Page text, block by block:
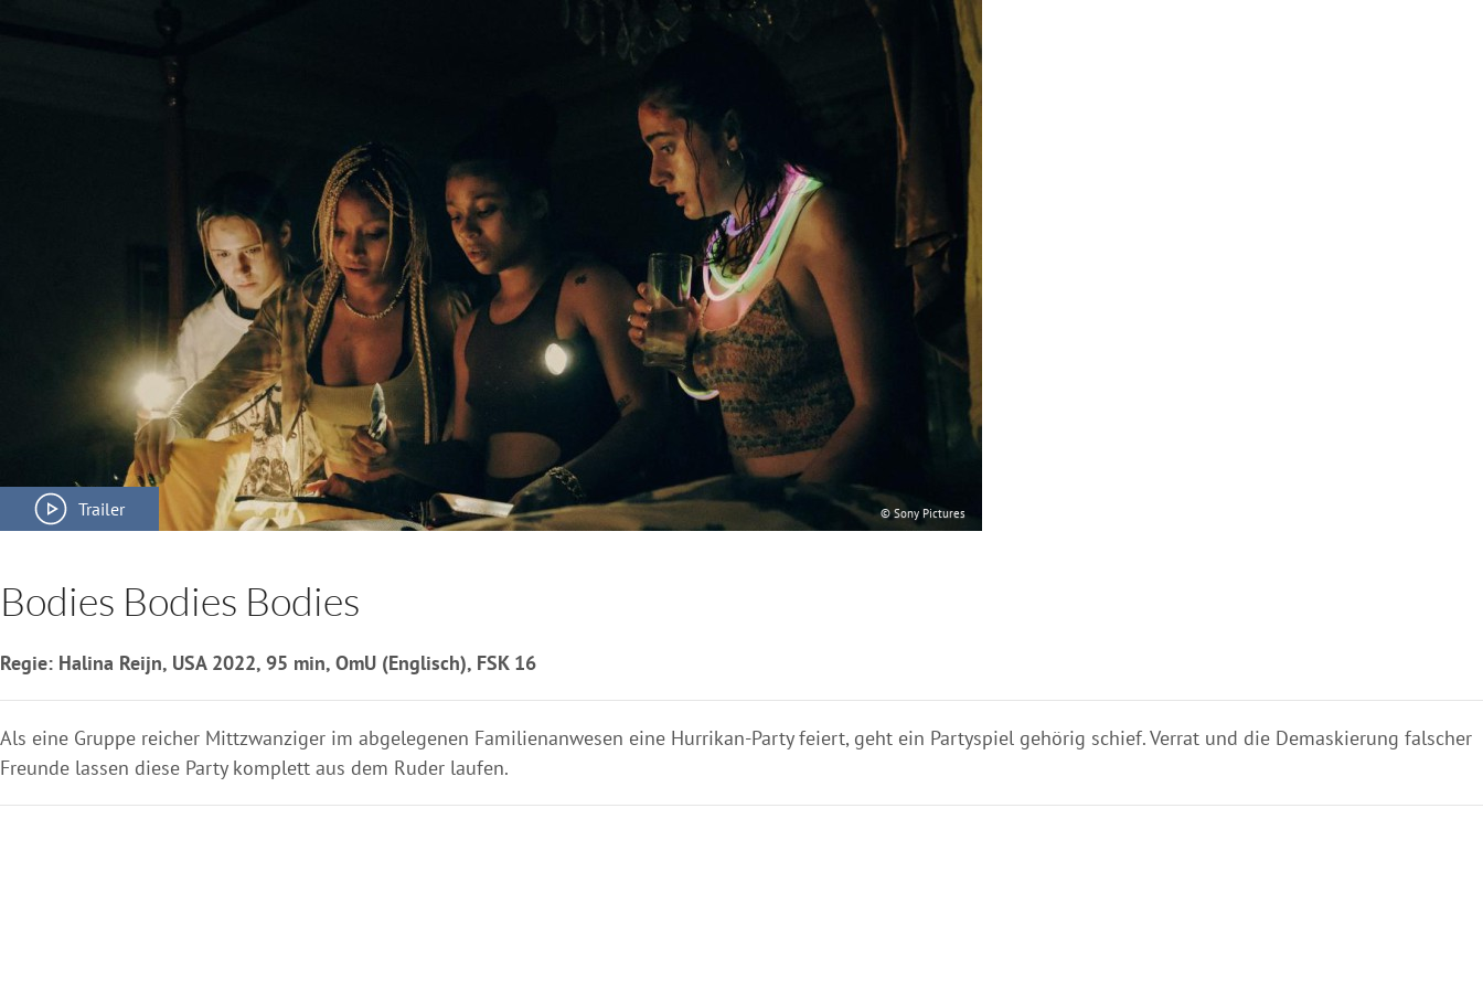
Trailer © Sony Pictures
Bodies Bodies Bodies
Regie: Halina Reijn, USA 2022, 95 min, OmU (Englisch), FSK 16
Als eine Gruppe reicher Mittzwanziger im abgelegenen Familienanwesen eine Hurrikan-Party feiert, geht ein Partyspiel gehörig schief. Verrat und die Demaskierung falscher
Freunde lassen diese Party komplett aus dem Ruder laufen.